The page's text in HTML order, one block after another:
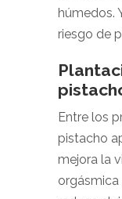
húmedos.
riesgo de
Entre los
pistacho
mejora la
orgásmica